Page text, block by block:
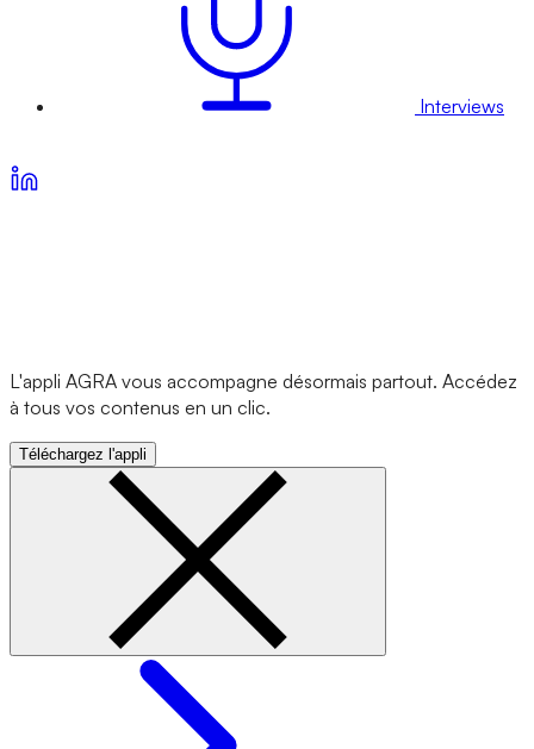
Interviews
L'appli AGRA vous accompagne désormais partout. Accédez
à tous vos contenus en un clic.
Téléchargez l'appli